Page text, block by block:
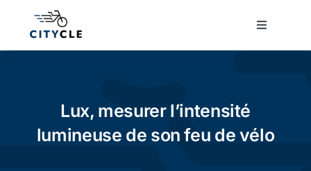
Toggle
Cyclisme urbain
Lux, mesurer l’intensité
lumineuse de son feu de vélo